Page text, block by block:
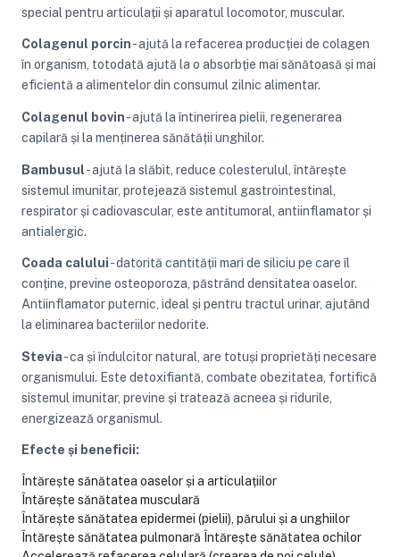
special pentru articulații și aparatul locomotor, muscular.
Colagenul porcin- ajută la refacerea producției de colagen
în organism, totodată ajută la o absorbție mai sănătoasă și mai
eficientă a alimentelor din consumul zilnic alimentar.
Colagenul bovin- ajută la întinerirea pielii, regenerarea
capilară și la menținerea sănătății unghilor.
Bambusul- ajută la slăbit, reduce colesterulul, întărește
sistemul imunitar, protejează sistemul gastrointestinal,
respirator și cadiovascular, este antitumoral, antiinflamator și
antialergic.
Coada calului- datorită cantității mari de siliciu pe care îl
conține, previne osteoporoza, păstrând densitatea oaselor.
Antiinflamator puternic, ideal și pentru tractul urinar, ajutând
la eliminarea bacteriilor nedorite.
Stevia- ca și îndulcitor natural, are totuși proprietăți necesare
organismului. Este detoxifiantă, combate obezitatea, fortifică
sistemul imunitar, previne și tratează acneea și ridurile,
energizează organismul.
Efecte și beneficii:
Întărește sănătatea oaselor și a articulațiilor
Întărește sănătatea musculară
Întărește sănătatea epidermei (pielii), părului și a unghiilor
Întărește sănătatea pulmonară Întărește sănătatea ochilor